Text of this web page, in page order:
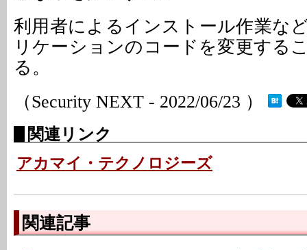
利用者によるインストール作業な
リケーションのコードを変更する
る。
（Security NEXT - 2022/06/23 ）
関連リンク
アカマイ・テクノロジーズ
関連記事